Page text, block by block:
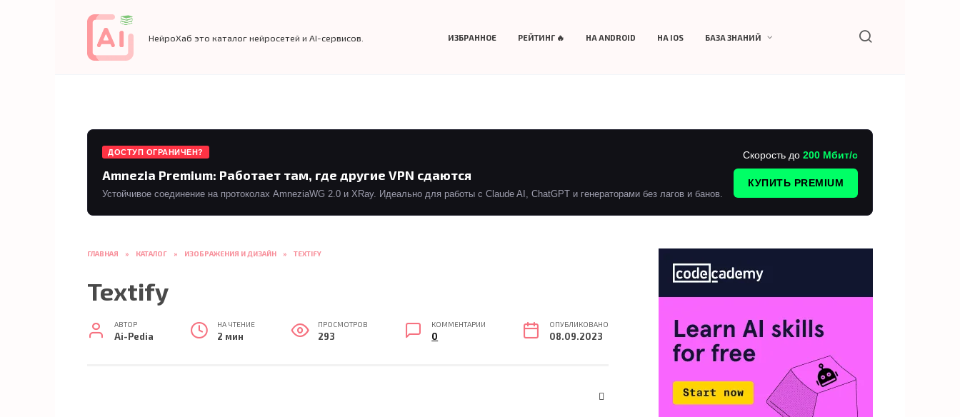
НейроХаб это каталог нейросетей и AI-сервисов. ИЗБРАННОЕ РЕЙТИНГ 🔥 НА ANDROID НА IOS БАЗА ЗНАНИЙ
ДОСТУП ОГРАНИЧЕН?
Amnezia Premium: Работает там, где другие VPN сдаются
Устойчивое соединение на протоколах AmneziaWG 2.0 и XRay. Идеально для работы с Claude AI, ChatGPT и генераторами без лагов и банов.
Скорость до 200 Мбит/с
КУПИТЬ PREMIUM
ГЛАВНАЯ » КАТАЛОГ » ИЗОБРАЖЕНИЯ И ДИЗАЙН » TEXTIFY
Textify
АВТОР
Ai-Pedia
НА ЧТЕНИЕ
2 мин
ПРОСМОТРОВ
293
КОММЕНТАРИИ
0
ОПУБЛИКОВАНО
08.09.2023